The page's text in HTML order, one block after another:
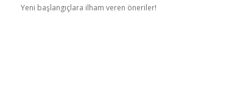
Yeni başlangıçlara ilham veren öneriler!